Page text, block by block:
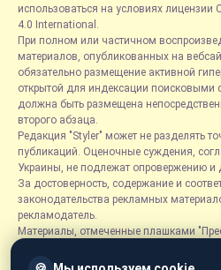
использоваться на условиях
4.0 International.
При полном или частичном
материалов, опубликованных на
обязательно размещение активной
открытой для индексации поисковыми
должна быть размещена
второго абзаца.
Редакция "Styler" может не разделять
публикаций. Оценочные суждения,
Украины, не подлежат опровержению
За достоверность, содержание и
законодательства рекламных
рекламодатель.
Материалы, отмеченные плашками
размещаются на правах рекламы.